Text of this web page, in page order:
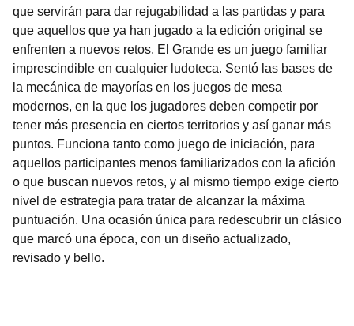
que servirán para dar rejugabilidad a las partidas y para
que aquellos que ya han jugado a la edición original se
enfrenten a nuevos retos. El Grande es un juego familiar
imprescindible en cualquier ludoteca. Sentó las bases de
la mecánica de mayorías en los juegos de mesa
modernos, en la que los jugadores deben competir por
tener más presencia en ciertos territorios y así ganar más
puntos. Funciona tanto como juego de iniciación, para
aquellos participantes menos familiarizados con la afición
o que buscan nuevos retos, y al mismo tiempo exige cierto
nivel de estrategia para tratar de alcanzar la máxima
puntuación. Una ocasión única para redescubrir un clásico
que marcó una época, con un diseño actualizado,
revisado y bello.